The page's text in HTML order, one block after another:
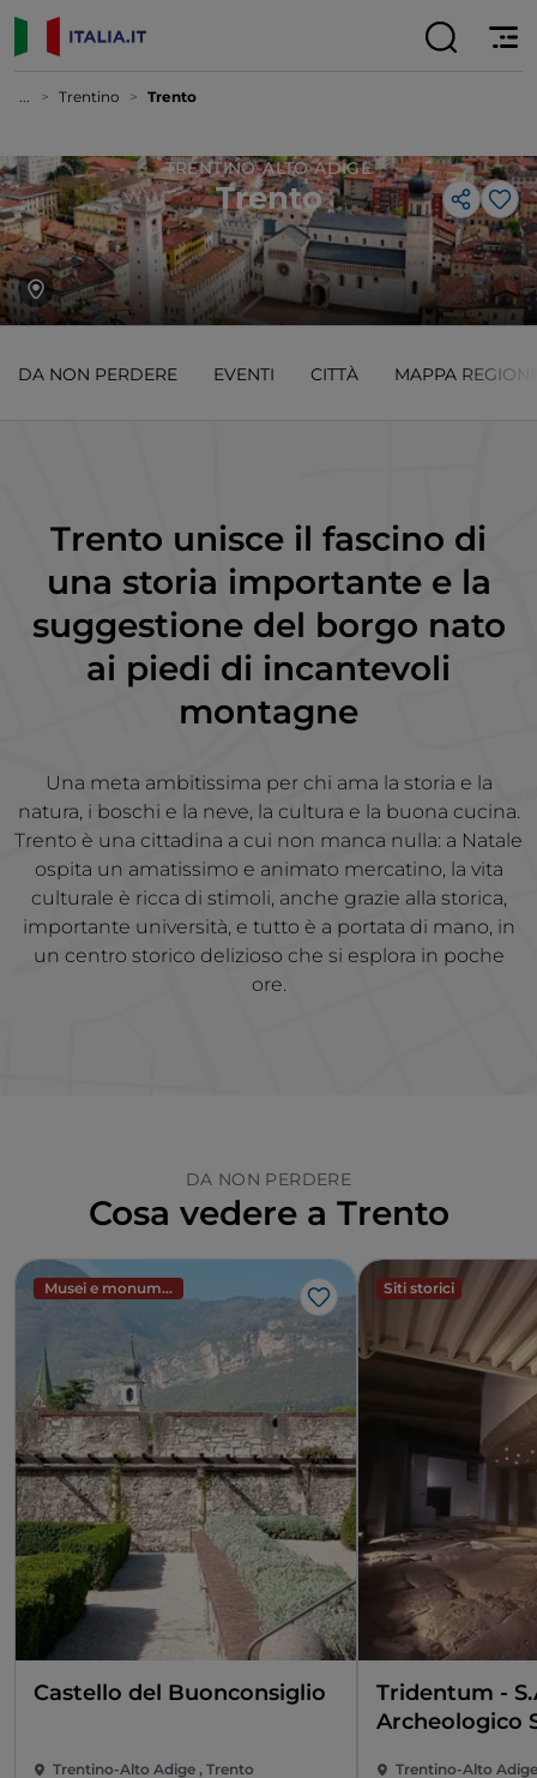
... Trentino Trento
Like
TRENTINO-ALTO ADIGE
Trento
DA NON PERDERE EVENTI CITTÀ MAPPA
Trento unisce il fascino di
una storia importante e la
suggestione del borgo nato
ai piedi di incantevoli
montagne
Una meta ambitissima per chi ama la storia e la
natura, i boschi e la neve, la cultura e la buona cucina.
Trento è una cittadina a cui non manca nulla: a Natale
ospita un amatissimo e animato mercatino, la vita
culturale è ricca di stimoli, anche grazie alla storica,
importante università, e tutto è a portata di mano, in
un centro storico delizioso che si esplora in poche
ore.
DA NON PERDERE
Cosa vedere a Trento
Musei e monumenti
Like
Castello del Buonconsiglio
Trentino-Alto Adige , Trento
Siti storici
Tridentum -
Archeologico
Trentino-Alto